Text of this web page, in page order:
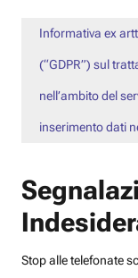
Informativa ex
(“GDPR”) sul
nell’ambito del
inserimento dati
Stop alle telefonate